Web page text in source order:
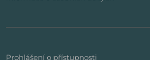
Prohlášení o přístupnosti